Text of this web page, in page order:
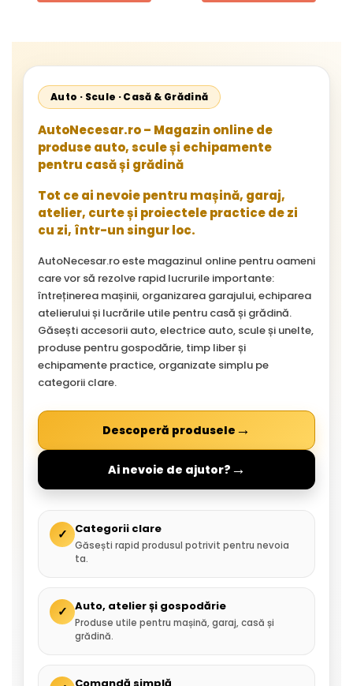
Auto · Scule · Casă & Grădină
AutoNecesar.ro – Magazin online de
produse auto, scule și echipamente
pentru casă și grădină
Tot ce ai nevoie pentru mașină, garaj,
atelier, curte și proiectele practice de zi
cu zi, într-un singur loc.
AutoNecesar.ro este magazinul online pentru oameni
care vor să rezolve rapid lucrurile importante:
întreținerea mașinii, organizarea garajului, echiparea
atelierului și lucrările utile pentru casă și grădină.
Găsești accesorii auto, electrice auto, scule și unelte,
produse pentru gospodărie, timp liber și
echipamente practice, organizate simplu pe
categorii clare.
Descoperă produsele →
Ai nevoie de ajutor? →
✓ Categorii clare
Găsești rapid produsul potrivit pentru nevoia
ta.
✓ Auto, atelier și gospodărie
Produse utile pentru mașină, garaj, casă și
grădină.
Comandă simplă